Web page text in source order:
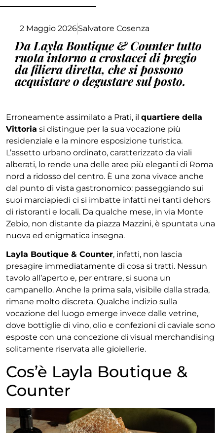
2 Maggio 2026Salvatore Cosenza
Da Layla Boutique & Counter tutto
ruota intorno a crostacei di pregio
da filiera diretta, che si possono
acquistare o degustare sul posto.
Erroneamente assimilato a Prati, il quartiere della
Vittoria si distingue per la sua vocazione più
residenziale e la minore esposizione turistica.
L’assetto urbano ordinato, caratterizzato da viali
alberati, lo rende una delle aree più eleganti di Roma
nord a ridosso del centro. È una zona vivace anche
dal punto di vista gastronomico: passeggiando sui
suoi marciapiedi ci si imbatte infatti nei tanti dehors
di ristoranti e locali. Da qualche mese, in via Monte
Zebio, non distante da piazza Mazzini, è spuntata una
nuova ed enigmatica insegna.
Layla Boutique & Counter, infatti, non lascia
presagire immediatamente di cosa si tratti. Nessun
tavolo all’aperto e, per entrare, si suona un
campanello. Anche la prima sala, visibile dalla strada,
rimane molto discreta. Qualche indizio sulla
vocazione del luogo emerge invece dalle vetrine,
dove bottiglie di vino, olio e confezioni di caviale sono
esposte con una concezione di visual merchandising
solitamente riservata alle gioiellerie.
Cos’è Layla Boutique &
Counter